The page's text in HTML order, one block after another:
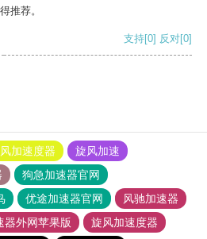
推荐。
支持[0] 反对[0]
加速度器
旋风加速
狗急加速器官网
优途加速器官网
风驰加速器
器外网苹果版
旋风加速度器